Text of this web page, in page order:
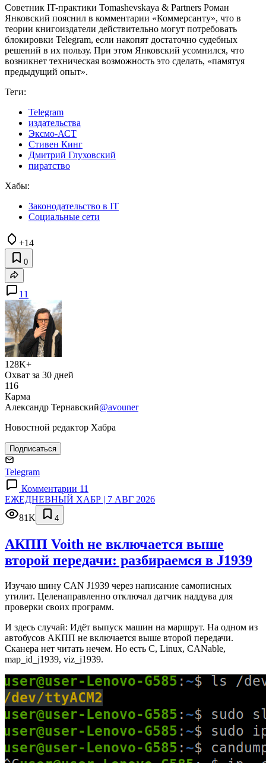
Советник IT-практики Tomashevskaya & Partners Роман
Янковский пояснил в комментарии «Коммерсанту», что в
теории книгоиздатели действительно могут потребовать
блокировки Telegram, если накопят достаточно судебных
решений в их пользу. При этом Янковский усомнился, что
возникнет техническая возможность это сделать, «памятуя
предыдущий опыт».
Теги:
Telegram
издательства
Эксмо-АСТ
Стивен Кинг
Дмитрий Глуховский
пиратство
Хабы:
Законодательство в IT
Социальные сети
+14
0
11
128K+
Охват за 30 дней
116
Карма
Александр Тернавский@avouner
Новостной редактор Хабра
Подписаться
Telegram
Комментарии 11
ЕЖЕДНЕВНЫЙ ХАБР | 7 АВГ 2026
81K
4
АКПП Voith не включается выше
второй передачи: разбираемся в J1939
Изучаю шину CAN J1939 через написание самописных
утилит. Целенаправленно отключал датчик наддува для
проверки своих программ.
И здесь случай: Идёт выпуск машин на маршрут. На одном из
автобусов АКПП не включается выше второй передачи.
Сканера нет читать нечем. Но есть C, Linux, CANable,
map_id_j1939, viz_j1939.